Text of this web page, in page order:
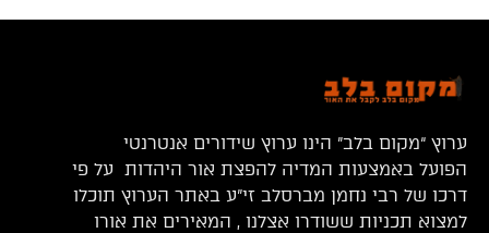
ערוץ “מקום בלב” הינו ערוץ שידורים אנטרנטי
הפועל באמצעות המדיה להפצת אור היהדות על פי
דרכו של רבי נחמן מברסלב זי”ע באתר הערוץ תוכלו
למצוא תכניות ששודרו אצלנו , המאירים את אורו